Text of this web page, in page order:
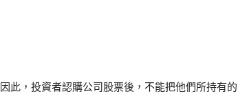
此，投資者認購公司股票後，不能把他們所持有的